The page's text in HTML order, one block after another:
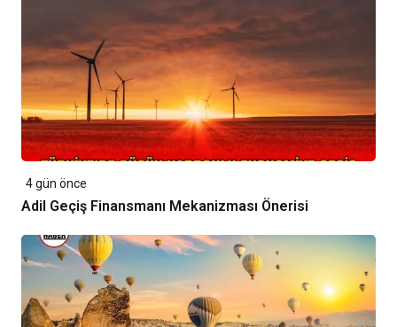
4 gün önce
Adil Geçiş Finansmanı Mekanizması Önerisi